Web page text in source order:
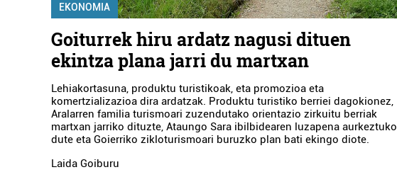
EKONOMIA
Goiturrek hiru ardatz nagusi dituen
ekintza plana jarri du martxan
Lehiakortasuna, produktu turistikoak, eta promozioa eta
komertzializazioa dira ardatzak. Produktu turistiko berriei dagokionez,
Aralarren familia turismoari zuzendutako orientazio zirkuitu berriak
martxan jarriko dituzte, Ataungo Sara ibilbidearen luzapena aurkeztuko
dute eta Goierriko zikloturismoari buruzko plan bati ekingo diote.
Laida Goiburu